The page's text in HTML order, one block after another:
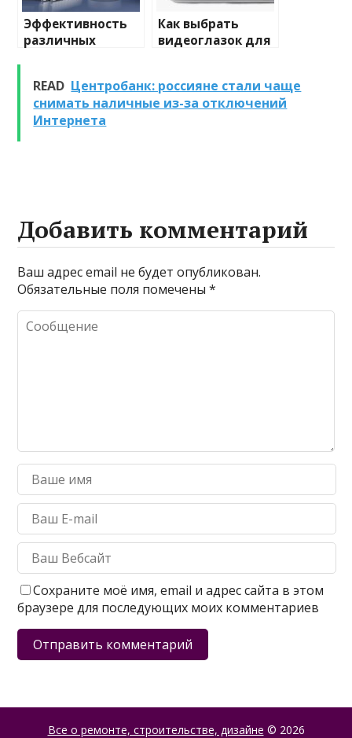
Эффективность
различных
очистке и
промывке котлов
Как выбрать
видеоглазок для
READ Центробанк: россияне стали чаще
снимать наличные из-за отключений
Интернета
Добавить комментарий
Ваш адрес email не будет опубликован.
Обязательные поля помечены*
Сохраните моё имя, email и адрес сайта в этом
браузере для последующих моих комментариев
Все о ремонте, строительстве, дизайне © 2026